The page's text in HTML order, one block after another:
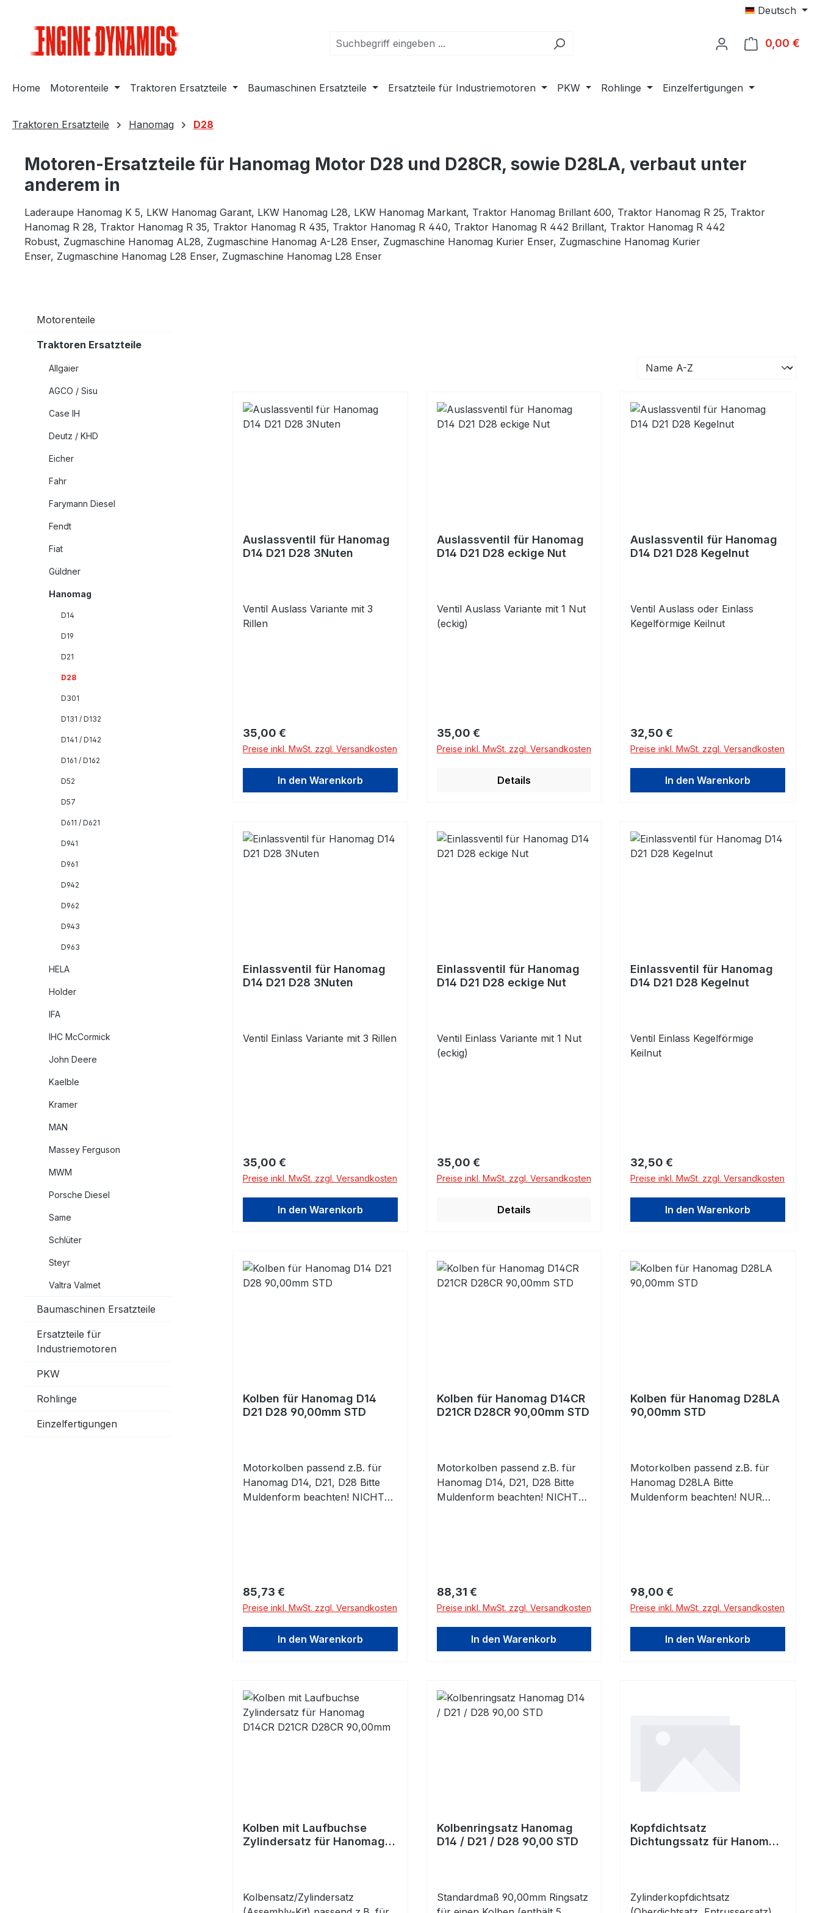
Deutsch
0,00 €
Home Motorenteile Traktoren Ersatzteile Baumaschinen Ersatzteile Ersatzteile für Industriemotoren PKW Rohlinge Einzelfertigungen
Traktoren Ersatzteile Hanomag D28
Motoren-Ersatzteile für Hanomag Motor D28 und D28CR, sowie D28LA, verbaut unter
anderem in
Laderaupe Hanomag K 5, LKW Hanomag Garant, LKW Hanomag L28, LKW Hanomag Markant, Traktor Hanomag Brillant 600, Traktor Hanomag R 25, Traktor
Hanomag R 28, Traktor Hanomag R 35, Traktor Hanomag R 435, Traktor Hanomag R 440, Traktor Hanomag R 442 Brillant, Traktor Hanomag R 442
Robust, Zugmaschine Hanomag AL28, Zugmaschine Hanomag A-L28 Enser, Zugmaschine Hanomag Kurier Enser, Zugmaschine Hanomag Kurier
Enser, Zugmaschine Hanomag L28 Enser, Zugmaschine Hanomag L28 Enser
Motorenteile
Traktoren Ersatzteile
Allgaier
AGCO / Sisu
Case IH
Deutz / KHD
Eicher
Fahr
Farymann Diesel
Fendt
Fiat
Güldner
Hanomag
D14
D19
D21
D28
D301
D131 / D132
D141 / D142
D161 / D162
D52
D57
D611 / D621
D941
D961
D942
D962
D943
D963
HELA
Holder
IFA
IHC McCormick
John Deere
Kaelble
Kramer
MAN
Massey Ferguson
MWM
Porsche Diesel
Same
Schlüter
Steyr
Valtra Valmet
Baumaschinen Ersatzteile
Ersatzteile für
Industriemotoren
PKW
Rohlinge
Einzelfertigungen
Auslassventil für Hanomag
D14 D21 D28 3Nuten
Ventil Auslass Variante mit 3
Rillen
Regulärer Preis:
35,00 €
Preise inkl. MwSt. zzgl. Versandkosten
In den Warenkorb
Auslassventil für Hanomag
D14 D21 D28 eckige Nut
Ventil Auslass Variante mit 1 Nut
(eckig)
Regulärer Preis:
35,00 €
Preise inkl. MwSt. zzgl. Versandkosten
Details
Auslassventil für Hanomag
D14 D21 D28 Kegelnut
Ventil Auslass oder Einlass
Kegelförmige Keilnut
Regulärer Preis:
32,50 €
Preise inkl. MwSt. zzgl. Versandkosten
In den Warenkorb
Einlassventil für Hanomag
D14 D21 D28 3Nuten
Ventil Einlass Variante mit 3 Rillen
Regulärer Preis:
35,00 €
Preise inkl. MwSt. zzgl. Versandkosten
In den Warenkorb
Einlassventil für Hanomag
D14 D21 D28 eckige Nut
Ventil Einlass Variante mit 1 Nut
(eckig)
Regulärer Preis:
35,00 €
Preise inkl. MwSt. zzgl. Versandkosten
Details
Einlassventil für Hanomag
D14 D21 D28 Kegelnut
Ventil Einlass Kegelförmige
Keilnut
Regulärer Preis:
32,50 €
Preise inkl. MwSt. zzgl. Versandkosten
In den Warenkorb
Kolben für Hanomag D14
D21 D28 90,00mm STD
Motorkolben passend z.B. für
Hanomag D14, D21, D28 Bitte
Muldenform beachten! NICHT
Regulärer Preis:
85,73 €
Preise inkl. MwSt. zzgl. Versandkosten
In den Warenkorb
Kolben für Hanomag D14CR
D21CR D28CR 90,00mm STD
Motorkolben passend z.B. für
Hanomag D14, D21, D28 Bitte
Muldenform beachten! NICHT
Regulärer Preis:
88,31 €
Preise inkl. MwSt. zzgl. Versandkosten
In den Warenkorb
Kolben für Hanomag D28LA
90,00mm STD
Motorkolben passend z.B. für
Hanomag D28LA Bitte
Muldenform beachten! NUR
Regulärer Preis:
98,00 €
Preise inkl. MwSt. zzgl. Versandkosten
In den Warenkorb
Kolben mit Laufbuchse
Zylindersatz für Hanomag
Kolbensatz/Zylindersatz
Kolbenringsatz Hanomag
D14 / D21 / D28 90,00 STD
Standardmaß 90,00mm Ringsatz
Kopfdichtsatz
Dichtungssatz für Hanomag
Zylinderkopfdichtsatz